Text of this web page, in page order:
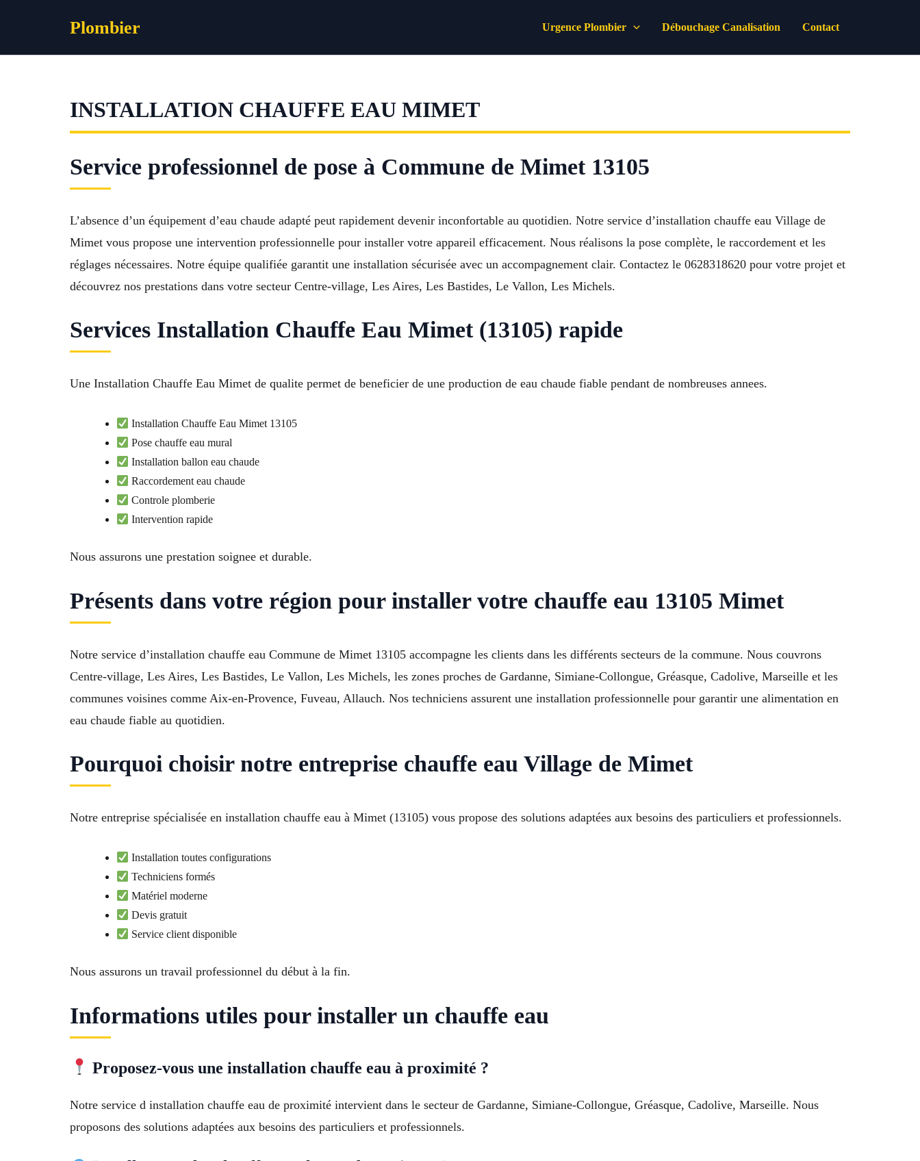
Plombier Urgence Plombier Débouchage Canalisation Contact
INSTALLATION CHAUFFE EAU MIMET
Service professionnel de pose à Commune de Mimet 13105
L’absence d’un équipement d’eau chaude adapté peut rapidement devenir inconfortable au quotidien. Notre service d’installation chauffe eau Village de
Mimet vous propose une intervention professionnelle pour installer votre appareil efficacement. Nous réalisons la pose complète, le raccordement et les
réglages nécessaires. Notre équipe qualifiée garantit une installation sécurisée avec un accompagnement clair. Contactez le 0628318620 pour votre projet et
découvrez nos prestations dans votre secteur Centre-village, Les Aires, Les Bastides, Le Vallon, Les Michels.
Services Installation Chauffe Eau Mimet (13105) rapide
Une Installation Chauffe Eau Mimet de qualite permet de beneficier de une production de eau chaude fiable pendant de nombreuses annees.
Installation Chauffe Eau Mimet 13105
Pose chauffe eau mural
Installation ballon eau chaude
Raccordement eau chaude
Controle plomberie
Intervention rapide
Nous assurons une prestation soignee et durable.
Présents dans votre région pour installer votre chauffe eau 13105 Mimet
Notre service d’installation chauffe eau Commune de Mimet 13105 accompagne les clients dans les différents secteurs de la commune. Nous couvrons
Centre-village, Les Aires, Les Bastides, Le Vallon, Les Michels, les zones proches de Gardanne, Simiane-Collongue, Gréasque, Cadolive, Marseille et les
communes voisines comme Aix-en-Provence, Fuveau, Allauch. Nos techniciens assurent une installation professionnelle pour garantir une alimentation en
eau chaude fiable au quotidien.
Pourquoi choisir notre entreprise chauffe eau Village de Mimet
Notre entreprise spécialisée en installation chauffe eau à Mimet (13105) vous propose des solutions adaptées aux besoins des particuliers et professionnels.
Installation toutes configurations
Techniciens formés
Matériel moderne
Devis gratuit
Service client disponible
Nous assurons un travail professionnel du début à la fin.
Informations utiles pour installer un chauffe eau
Proposez-vous une installation chauffe eau à proximité ?
Notre service d installation chauffe eau de proximité intervient dans le secteur de Gardanne, Simiane-Collongue, Gréasque, Cadolive, Marseille. Nous
proposons des solutions adaptées aux besoins des particuliers et professionnels.